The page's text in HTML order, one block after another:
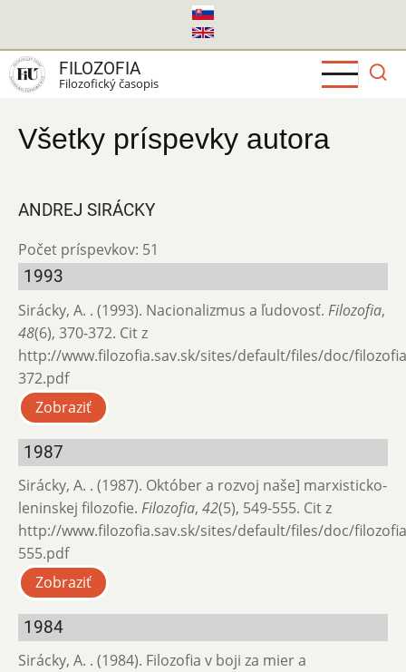
hlavný
obsah
FILOZOFIA
Filozofický časopis
Všetky príspevky autora
ANDREJ SIRÁCKY
Počet príspevkov: 51
1993
Sirácky, A. . (1993). Nacionalizmus a ľudovosť. Filozofia,
48(6), 370-372. Cit z
http://www.filozofia.sav.sk/sites/default/files/doc/
372.pdf
Zobraziť
1987
Sirácky, A. . (1987). Október a rozvoj naše] marxisticko-
leninskej filozofie. Filozofia, 42(5), 549-555. Cit z
http://www.filozofia.sav.sk/sites/default/files/doc/
555.pdf
Zobraziť
1984
Sirácky, A. . (1984). Filozofia v boji za mier a